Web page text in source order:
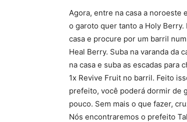
Agora, entre na casa a noroeste
o garoto quer tanto a Holy
casa e procure por um barril
Heal Berry. Suba na varanda da
na casa e suba as escadas para
1x Revive Fruit no barril. Feito
prefeito, você poderá dormir de
pouco. Sem mais o que fazer,
Nós encontraremos o prefeito